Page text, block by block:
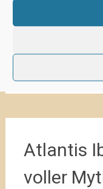
Mehr lesen→
Landschaft,
Atlantis
voller